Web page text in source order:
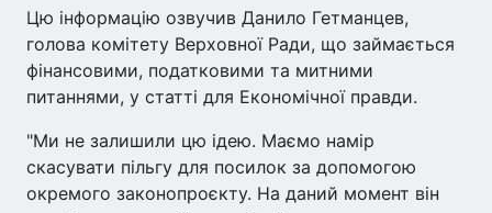
Цю інформацію озвучив Данило Гетманцев,
голова комітету Верховної Ради, що займається
фінансовими, податковими та митними
питаннями, у статті для Економічної правди.
"Ми не залишили цю ідею. Маємо намір
скасувати пільгу для посилок за допомогою
окремого законопроєкту. На даний момент він